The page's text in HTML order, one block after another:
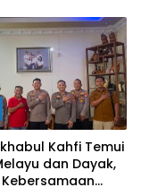
Dunia
Kahfi Temui
dan Dayak,